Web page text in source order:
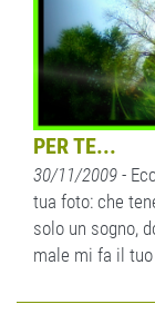
PER TE...
30/11/2009 -
tua foto: che
solo un sogno,
male mi fa il